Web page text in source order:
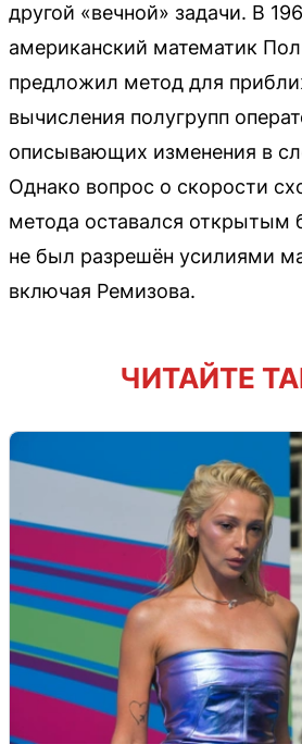
другой «вечной» задачи. В
американский математик
предложил метод для
вычисления полугрупп
описывающих изменения в
Однако вопрос о скорости
метода оставался открытым
не был разрешён усилиями
включая Ремизова.
ЧИТАЙТЕ